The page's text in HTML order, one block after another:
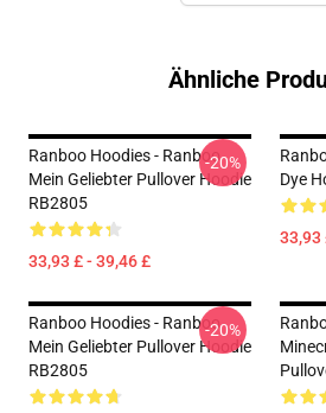
Ähnliche
Ranboo Hoodies - Ranboo
Mein Geliebter Pullover Hoodie
RB2805
33,93 £ - 39,46 £
-20%
Dye
33,93
Ranboo Hoodies - Ranboo
Mein Geliebter Pullover Hoodie
RB2805
-20%